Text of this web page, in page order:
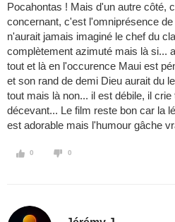
Pocahontas ! Mais d'un autre côté,
concernant, c'est l'omniprésence
n'aurait jamais imaginé le chef du
complètement azimuté mais là si...
tout et là en l'occurence Maui est
et son rand de demi Dieu aurait du
tout mais là non... il est débile, il
décevant... Le film reste bon car la
est adorable mais l'humour gâche
0 0